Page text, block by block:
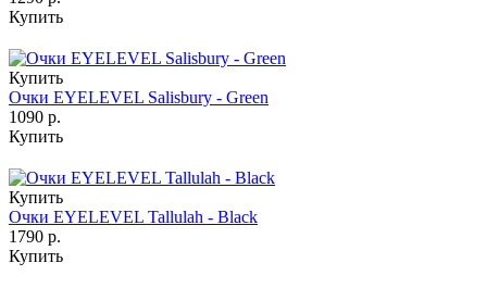
Купить
Купить
Очки EYELEVEL Salisbury - Green
1090 р.
Купить
Купить
Очки EYELEVEL Tallulah - Black
1790 р.
Купить